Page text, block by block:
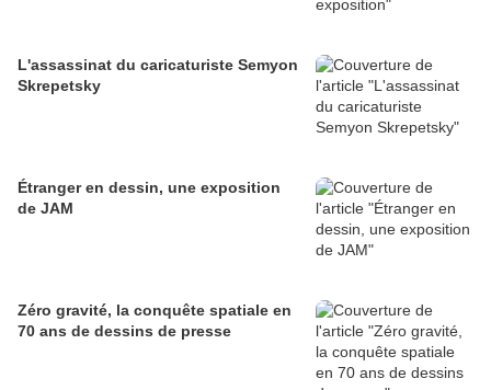
L'assassinat du caricaturiste Semyon
Skrepetsky
Étranger en dessin, une exposition
de JAM
Zéro gravité, la conquête spatiale en
70 ans de dessins de presse